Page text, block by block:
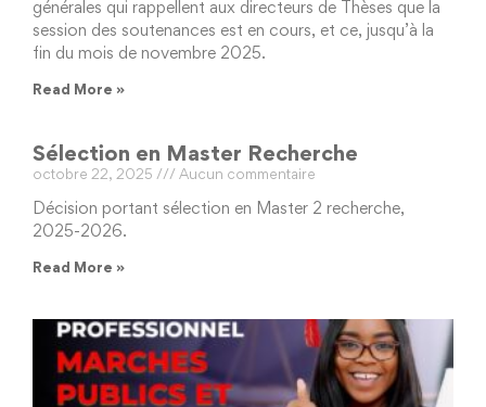
générales qui rappellent aux directeurs de Thèses que la
session des soutenances est en cours, et ce, jusqu’à la
fin du mois de novembre 2025.
Read More »
Sélection en Master Recherche
octobre 22, 2025 Aucun commentaire
Décision portant sélection en Master 2 recherche,
2025-2026.
Read More »